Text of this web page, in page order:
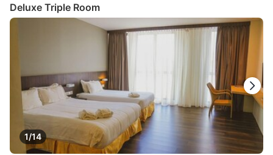
Deluxe Triple Room
1/14